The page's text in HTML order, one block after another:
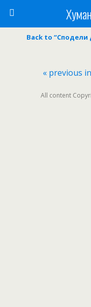
Back to “Сподели
« previous
All content